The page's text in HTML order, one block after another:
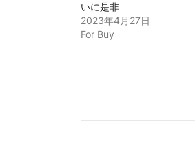
いに是非
2023年4月27日
For Buy